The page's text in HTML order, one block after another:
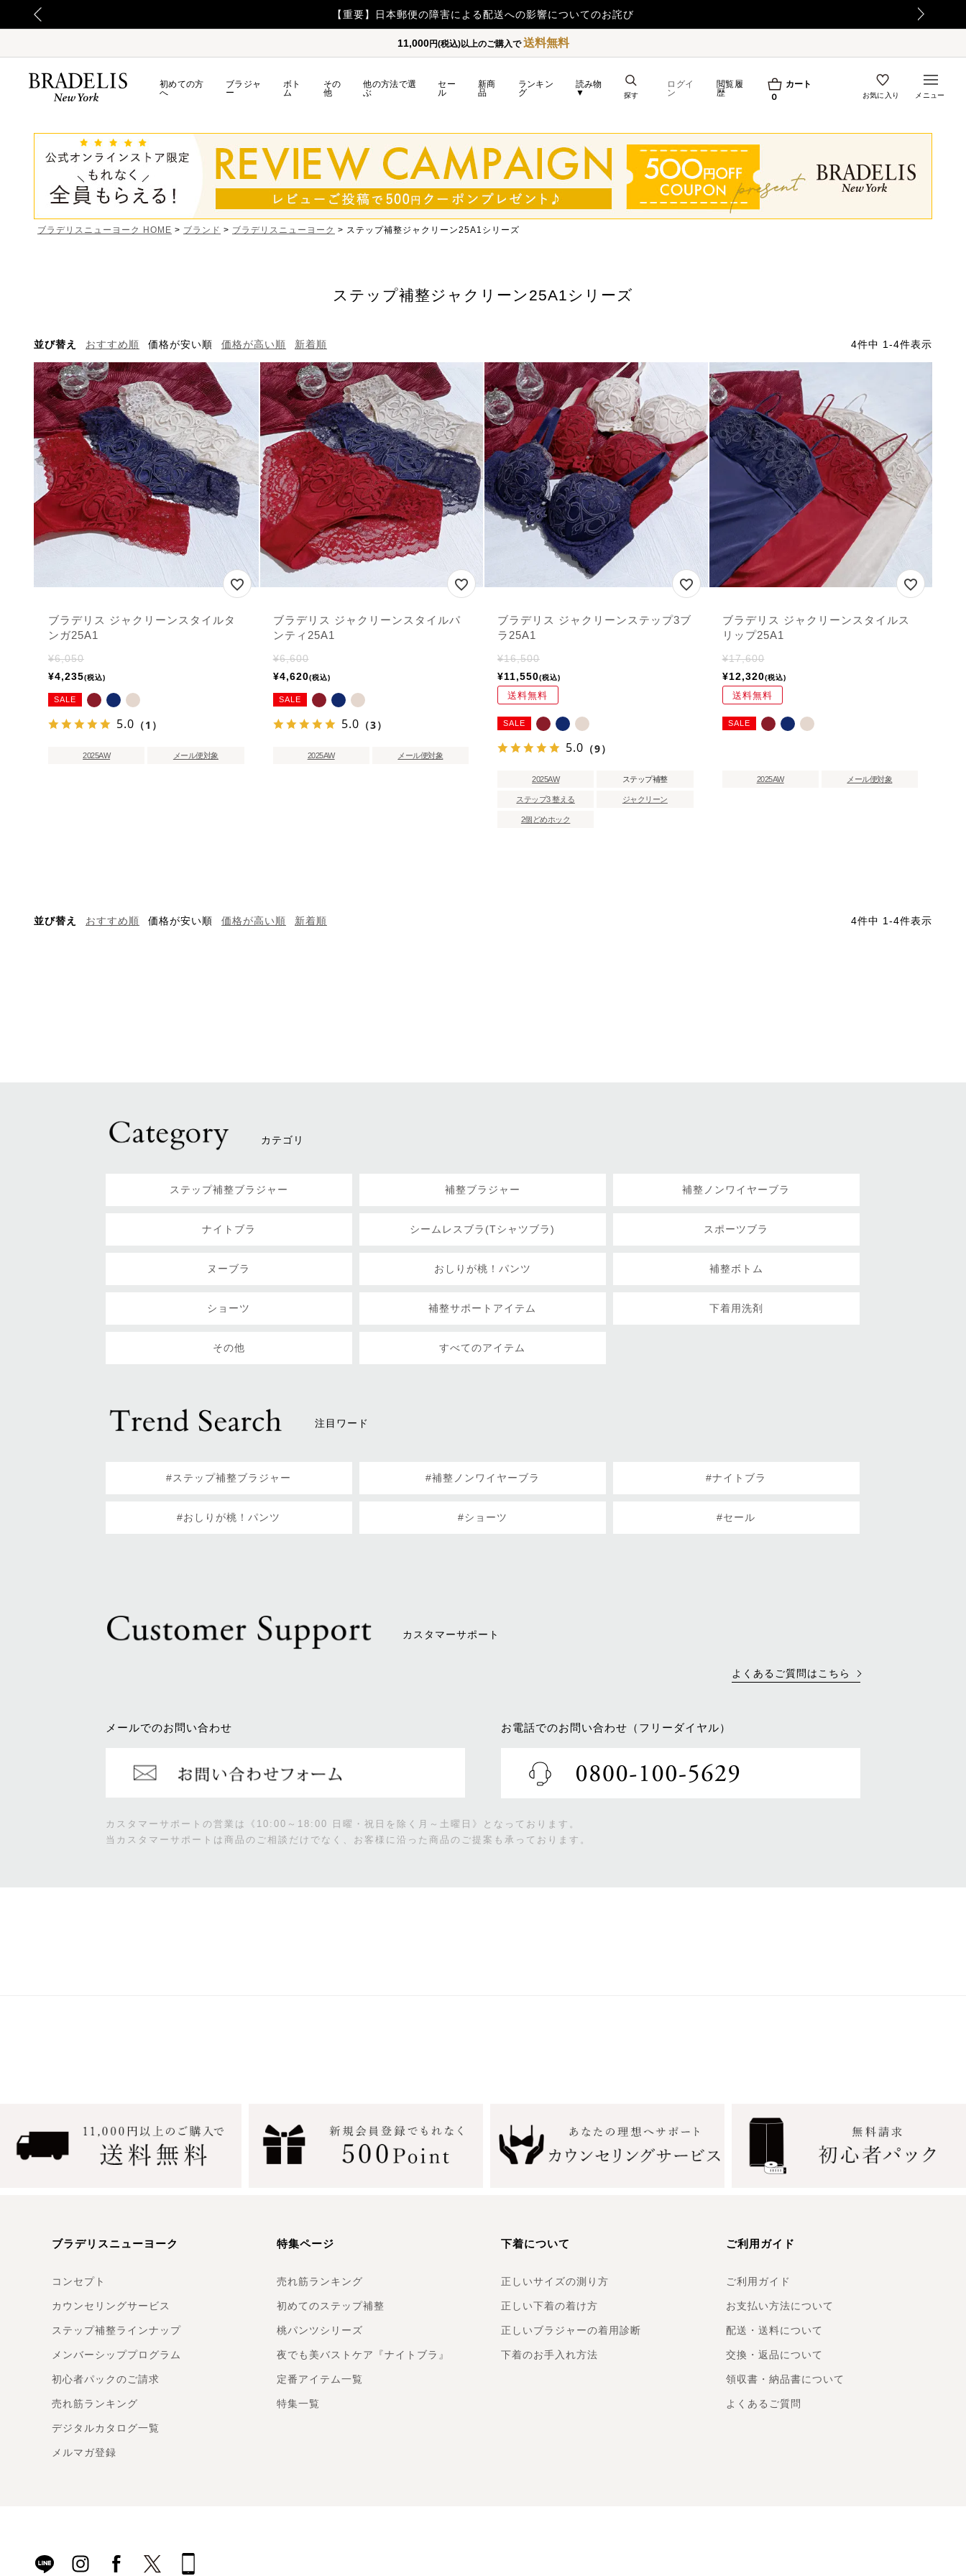
【重要】日本郵便の障害による配送への影響についてのお詫び
11,000円(税込)以上のご購入で送料無料
初めての方
へ
ブラジャ
ー
ボト
ム
その
他
他の方法で選
ぶ
セー
ル
新商
品
ランキン
グ
読み物
▼
ログイ
ン
閲覧履
歴
カート
0
探す お気に入り メニュー
ブラデリスニューヨーク HOME ブランド ブラデリスニューヨーク ステップ補整ジャクリーン25A1シリーズ
ステップ補整ジャクリーン25A1シリーズ
並び替え おすすめ順 価格が安い順 価格が高い順 新着順 4件中 1 -4件表示
ブラデリス ジャクリーンスタイルタ
ンガ25A1
¥6,050
¥4,235 税込
SALE
5.0 （1）
2025AW メール便対象
ブラデリス ジャクリーンスタイルパ
ンティ25A1
¥6,600
¥4,620 税込
SALE
5.0 （3）
2025AW メール便対象
ブラデリス ジャクリーンステップ3ブ
ラ25A1
¥16,500
¥11,550 税込
送料無料
SALE
5.0 （9）
2025AW ステップ補整
ステップ3 整える ジャクリーン
2個どめホック
ブラデリス ジャクリーンスタイルス
リップ25A1
¥17,600
¥12,320 税込
送料無料
SALE
2025AW メール便対象
並び替え おすすめ順 価格が安い順 価格が高い順 新着順 4件中 1 -4件表示
カテゴリ
ステップ補整ブラジャー 補整ブラジャー 補整ノンワイヤーブラ
ナイトブラ シームレスブラ(Tシャツブラ) スポーツブラ
ヌーブラ おしりが桃！パンツ 補整ボトム
ショーツ 補整サポートアイテム 下着用洗剤
その他 すべてのアイテム
注目ワード
#ステップ補整ブラジャー #補整ノンワイヤーブラ #ナイトブラ
#おしりが桃！パンツ #ショーツ #セール
カスタマーサポート
よくあるご質問はこちら
メールでのお問い合わせ お電話でのお問い合わせ（フリーダイヤル）
カスタマーサポートの営業は《10:00～18:00 日曜・祝日を除く月～土曜日》となっております。
当カスタマーサポートは商品のご相談だけでなく、お客様に沿った商品のご提案も承っております。
ブラデリスニューヨーク
コンセプト
カウンセリングサービス
ステップ補整ラインナップ
メンバーシッププログラム
初心者パックのご請求
売れ筋ランキング
デジタルカタログ一覧
メルマガ登録
特集ページ
売れ筋ランキング
初めてのステップ補整
桃パンツシリーズ
夜でも美バストケア『ナイトブラ』
定番アイテム一覧
特集一覧
下着について
正しいサイズの測り方
正しい下着の着け方
正しいブラジャーの着用診断
下着のお手入れ方法
ご利用ガイド
ご利用ガイド
お支払い方法について
配送・送料について
交換・返品について
領収書・納品書について
よくあるご質問